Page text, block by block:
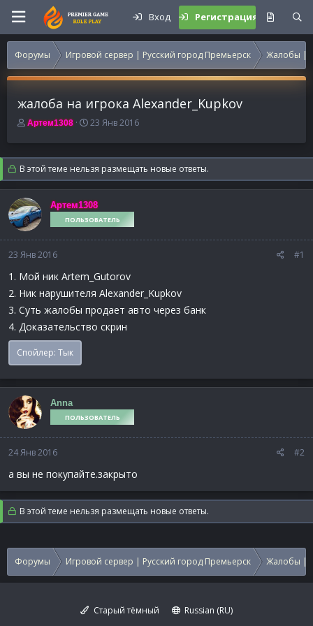
Вход Регистрация
Форумы Игровой сервер | Русский город Премьерск Жалобы |
жалоба на игрока Alexander_Kupkov
А
т
о
р
т
е
м
ы
Артем1308
Д
т
а
н
а
а
л
23 Янв 2016
В этой теме нельзя размещать новые ответы.
Артем1308
ПОЛЬЗОВАТЕЛЬ
23 Янв 2016 #1
1. Мой ник Artem_Gutorov
2. Ник нарушителя Alexander_Kupkov
3. Суть жалобы продает авто через банк
4. Доказательство скрин
Спойлер: Тык
Anna
ПОЛЬЗОВАТЕЛЬ
24 Янв 2016 #2
а вы не покупайте.закрыто
В этой теме нельзя размещать новые ответы.
Форумы Игровой сервер | Русский город Премьерск Жалобы |
Старый тёмный
Russian (RU)